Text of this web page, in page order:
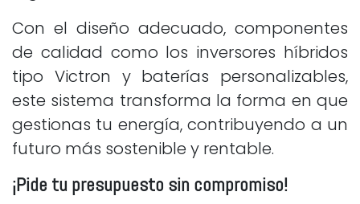
Con el diseño adecuado, componentes
de calidad como los inversores híbridos
tipo Victron y baterías personalizables,
este sistema transforma la forma en que
gestionas tu energía, contribuyendo a un
futuro más sostenible y rentable.
¡Pide tu presupuesto sin compromiso!